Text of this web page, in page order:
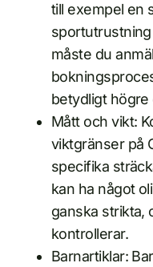
till exempel en
måste du
betydligt högre
Mått och vikt:
viktgränser på
specifika
kan ha något
ganska strikta,
kontrollerar.
Barnartiklar: